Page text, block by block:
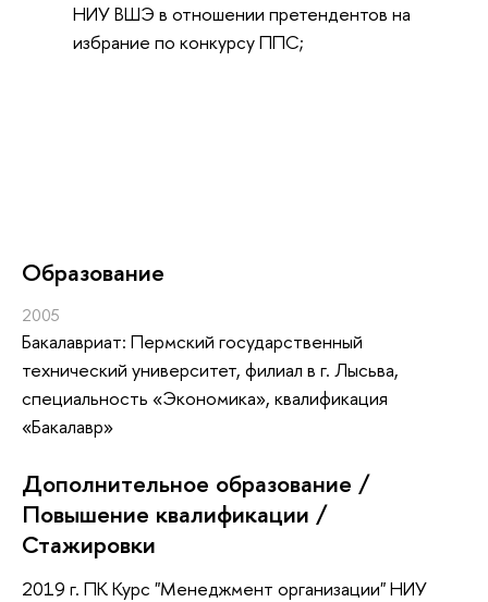
НИУ ВШЭ в отношении претендентов на
избрание по конкурсу ППС;
Oбразование
2005
Бакалавриат: Пермский государственный
технический университет, филиал в г. Лысьва,
специальность «Экономика», квалификация
«Бакалавр»
Дополнительное образование /
Повышение квалификации /
Стажировки
2019 г. ПК Курс "Менеджмент организации" НИУ